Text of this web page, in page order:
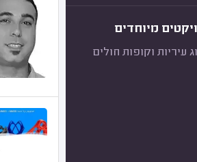
מיוחדים
עיריות וקופות חולים